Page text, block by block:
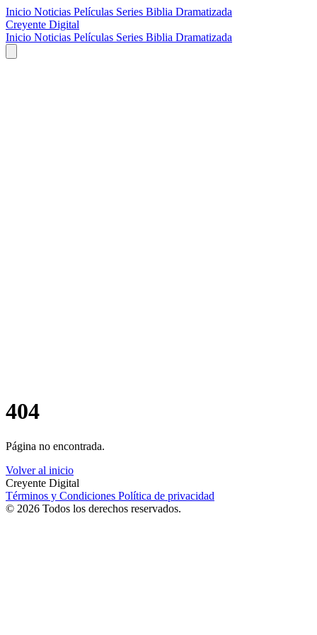
Inicio Noticias Películas Series Biblia Dramatizada
Creyente Digital
Inicio Noticias Películas Series Biblia Dramatizada
404
Página no encontrada.
Volver al inicio
Creyente Digital
Términos y Condiciones Política de privacidad
© 2026 Todos los derechos reservados.